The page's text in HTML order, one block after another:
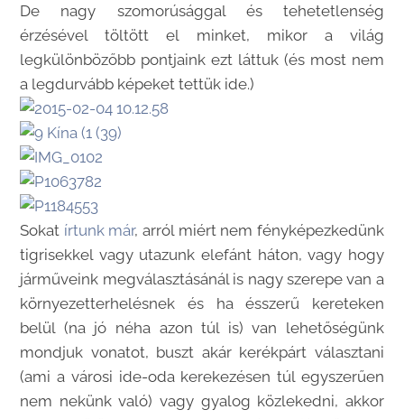
De nagy szomorúsággal és tehetetlenség
érzésével töltött el minket, mikor a világ
legkülönbözőbb pontjaink ezt láttuk (és most nem
a legdurvább képeket tettük ide.)
Sokat írtunk már, arról miért nem fényképezkedünk
tigrisekkel vagy utazunk elefánt háton, vagy hogy
járműveink megválasztásánál is nagy szerepe van a
környezetterhelésnek és ha ésszerű kereteken
belül (na jó néha azon túl is) van lehetőségünk
mondjuk vonatot, buszt akár kerékpárt választani
(ami a városi ide-oda kerekezésen túl egyszerűen
nem nekünk való) vagy gyalog közlekedni, akkor